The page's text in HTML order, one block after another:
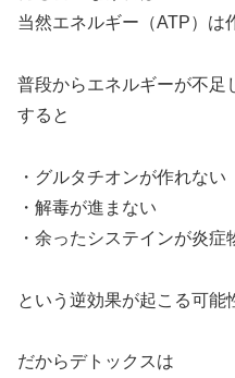
当然エネルギー（ATP）は
普段からエネルギーが不足
すると
・グルタチオンが作れない
・解毒が進まない
・余ったシステインが炎症
という逆効果が起こる可能
だからデトックスは